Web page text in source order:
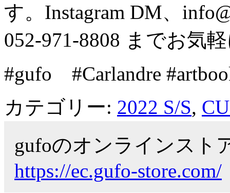
す。Instagram DM、
052-971-8808 までお気
#gufo #Carlandre
カテゴリー: 2022 S/S,
gufoのオンラインスト
https://ec.gufo-store.com/